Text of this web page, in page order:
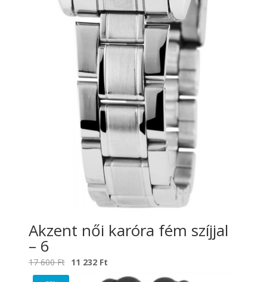
Akzent női karóra fém szíjjal
– 6
17 600Ft Original
price
11 232 Ft
price